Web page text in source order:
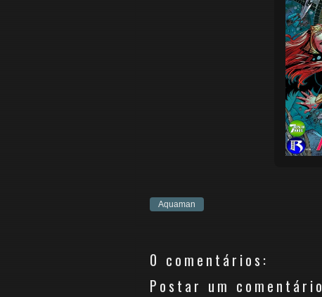
Aquaman
0 comentários:
Postar um comentário